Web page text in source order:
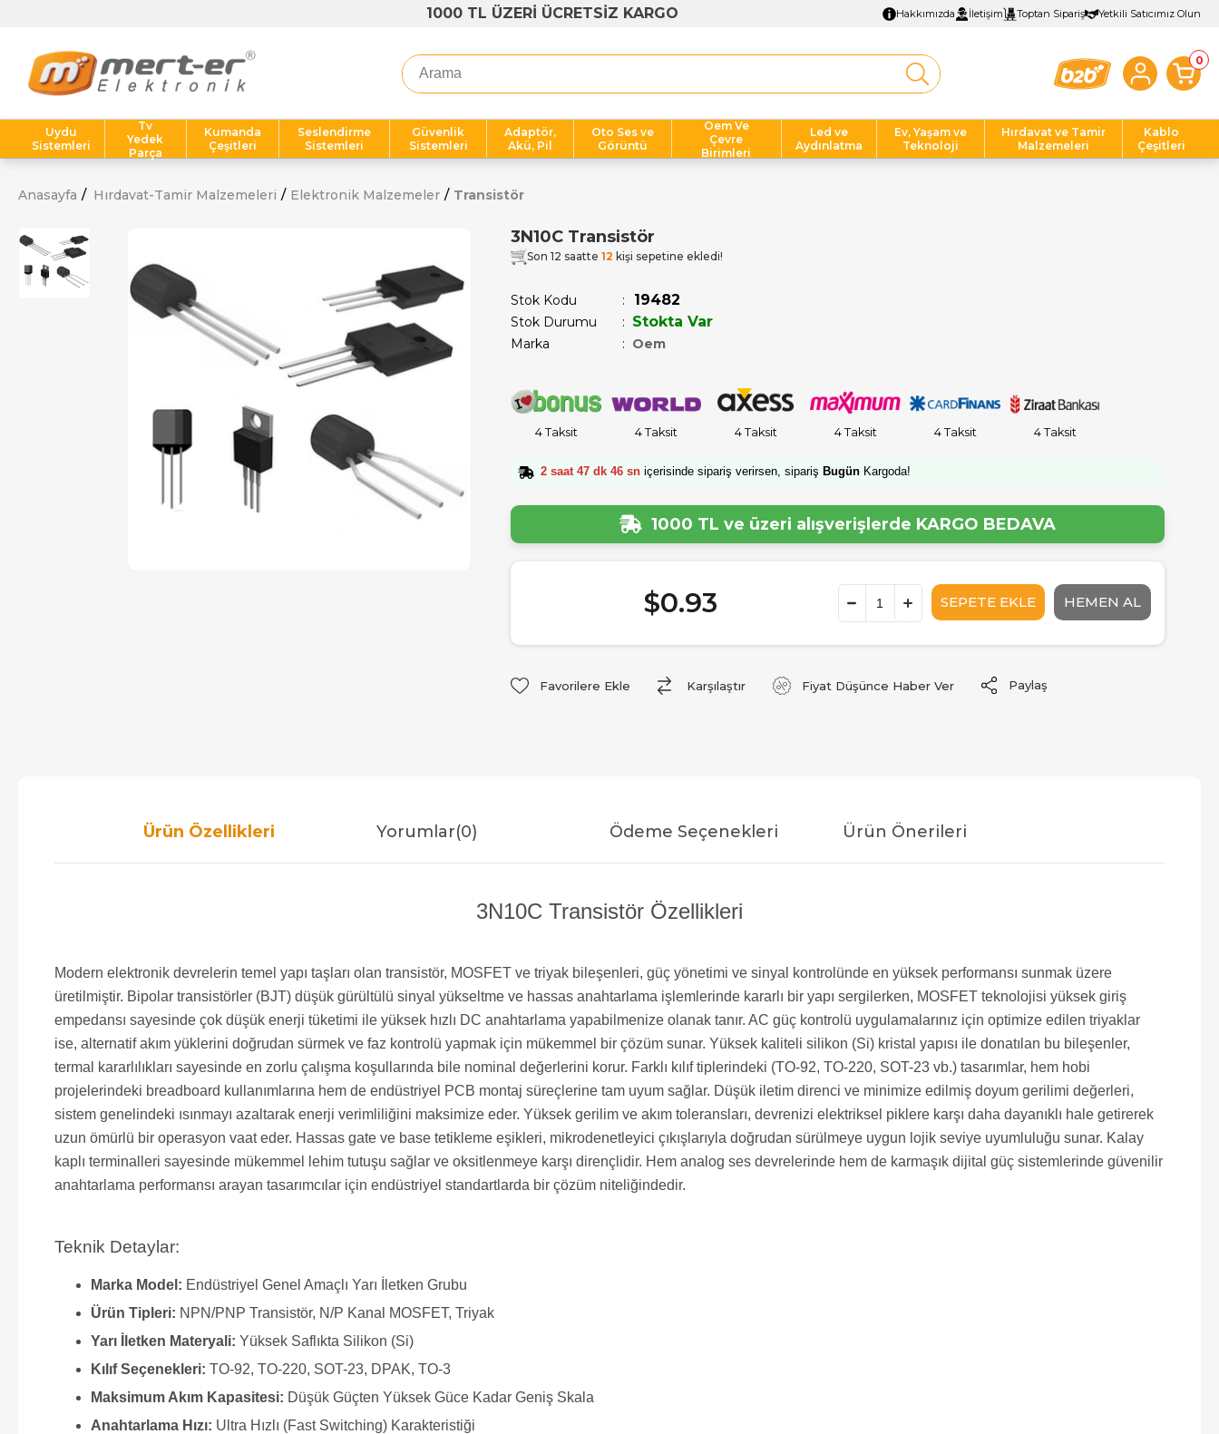
1000 TL ÜZERİ ÜCRETSİZ KARGO Hakkımızda İletişim Toptan Sipariş Yetkili Satıcımız Olun
0
Uydu
Sistemleri
Tv
Yedek
Parça
Kumanda
Çeşitleri
Seslendirme
Sistemleri
Güvenlik
Sistemleri
Adaptör,
Akü, Pil
Oto Ses ve
Görüntü
Oem Ve
Çevre
Birimleri
Led ve
Aydınlatma
Ev, Yaşam ve
Teknoloji
Hırdavat ve Tamir
Malzemeleri
Kablo
Çeşitleri
Anasayfa Hırdavat-Tamir Malzemeleri Elektronik Malzemeler Transistör
3N10C Transistör
Son 12 saatte 12 kişi sepetine ekledi!
Stok Kodu 19482
Stok Durumu : Stokta Var
Marka : Oem
4 Taksit 4 Taksit 4 Taksit 4 Taksit 4 Taksit 4 Taksit
2 saat 47 dk 45 sn içerisinde sipariş verirsen, sipariş Bugün Kargoda!
1000 TL ve üzeri alışverişlerde KARGO BEDAVA
$0.93
Favorilere Ekle Karşılaştır Fiyat Düşünce Haber Ver Paylaş
Ürün Özellikleri Yorumlar(0) Ödeme Seçenekleri Ürün Önerileri
3N10C Transistör Özellikleri
Modern elektronik devrelerin temel yapı taşları olan transistör, MOSFET ve triyak bileşenleri, güç yönetimi ve sinyal kontrolünde en yüksek performansı sunmak üzere
üretilmiştir. Bipolar transistörler (BJT) düşük gürültülü sinyal yükseltme ve hassas anahtarlama işlemlerinde kararlı bir yapı sergilerken, MOSFET teknolojisi yüksek giriş
empedansı sayesinde çok düşük enerji tüketimi ile yüksek hızlı DC anahtarlama yapabilmenize olanak tanır. AC güç kontrolü uygulamalarınız için optimize edilen triyaklar
ise, alternatif akım yüklerini doğrudan sürmek ve faz kontrolü yapmak için mükemmel bir çözüm sunar. Yüksek kaliteli silikon (Si) kristal yapısı ile donatılan bu bileşenler,
termal kararlılıkları sayesinde en zorlu çalışma koşullarında bile nominal değerlerini korur. Farklı kılıf tiplerindeki (TO-92, TO-220, SOT-23 vb.) tasarımlar, hem hobi
projelerindeki breadboard kullanımlarına hem de endüstriyel PCB montaj süreçlerine tam uyum sağlar. Düşük iletim direnci ve minimize edilmiş doyum gerilimi değerleri,
sistem genelindeki ısınmayı azaltarak enerji verimliliğini maksimize eder. Yüksek gerilim ve akım toleransları, devrenizi elektriksel piklere karşı daha dayanıklı hale getirerek
uzun ömürlü bir operasyon vaat eder. Hassas gate ve base tetikleme eşikleri, mikrodenetleyici çıkışlarıyla doğrudan sürülmeye uygun lojik seviye uyumluluğu sunar. Kalay
kaplı terminalleri sayesinde mükemmel lehim tutuşu sağlar ve oksitlenmeye karşı dirençlidir. Hem analog ses devrelerinde hem de karmaşık dijital güç sistemlerinde güvenilir
anahtarlama performansı arayan tasarımcılar için endüstriyel standartlarda bir çözüm niteliğindedir.
Teknik Detaylar:
Marka Model: Endüstriyel Genel Amaçlı Yarı İletken Grubu
Ürün Tipleri: NPN/PNP Transistör, N/P Kanal MOSFET, Triyak
Yarı İletken Materyali: Yüksek Saflıkta Silikon (Si)
Kılıf Seçenekleri: TO-92, TO-220, SOT-23, DPAK, TO-3
Maksimum Akım Kapasitesi: Düşük Güçten Yüksek Güce Kadar Geniş Skala
Anahtarlama Hızı: Ultra Hızlı (Fast Switching) Karakteristiği